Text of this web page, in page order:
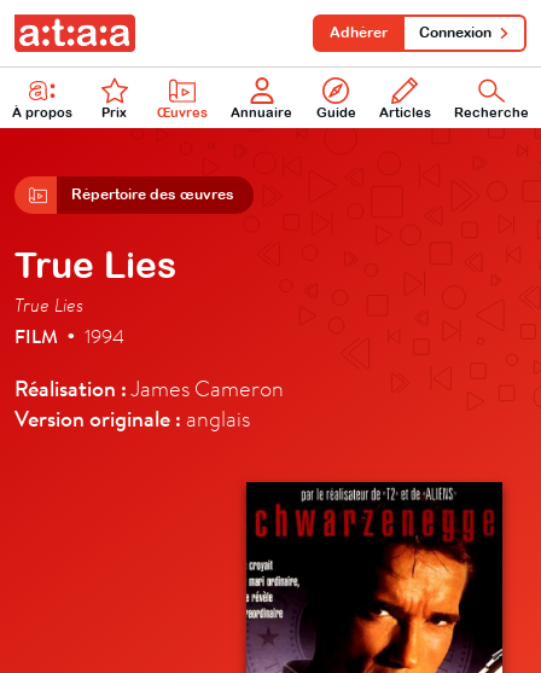
À propos Prix Œuvres Annuaire Guide Articles Recherche
Adhérer Connexion
Répertoire des œuvres
True Lies
True Lies
FILM • 1994
Réalisation :James Cameron
Version originale : anglais